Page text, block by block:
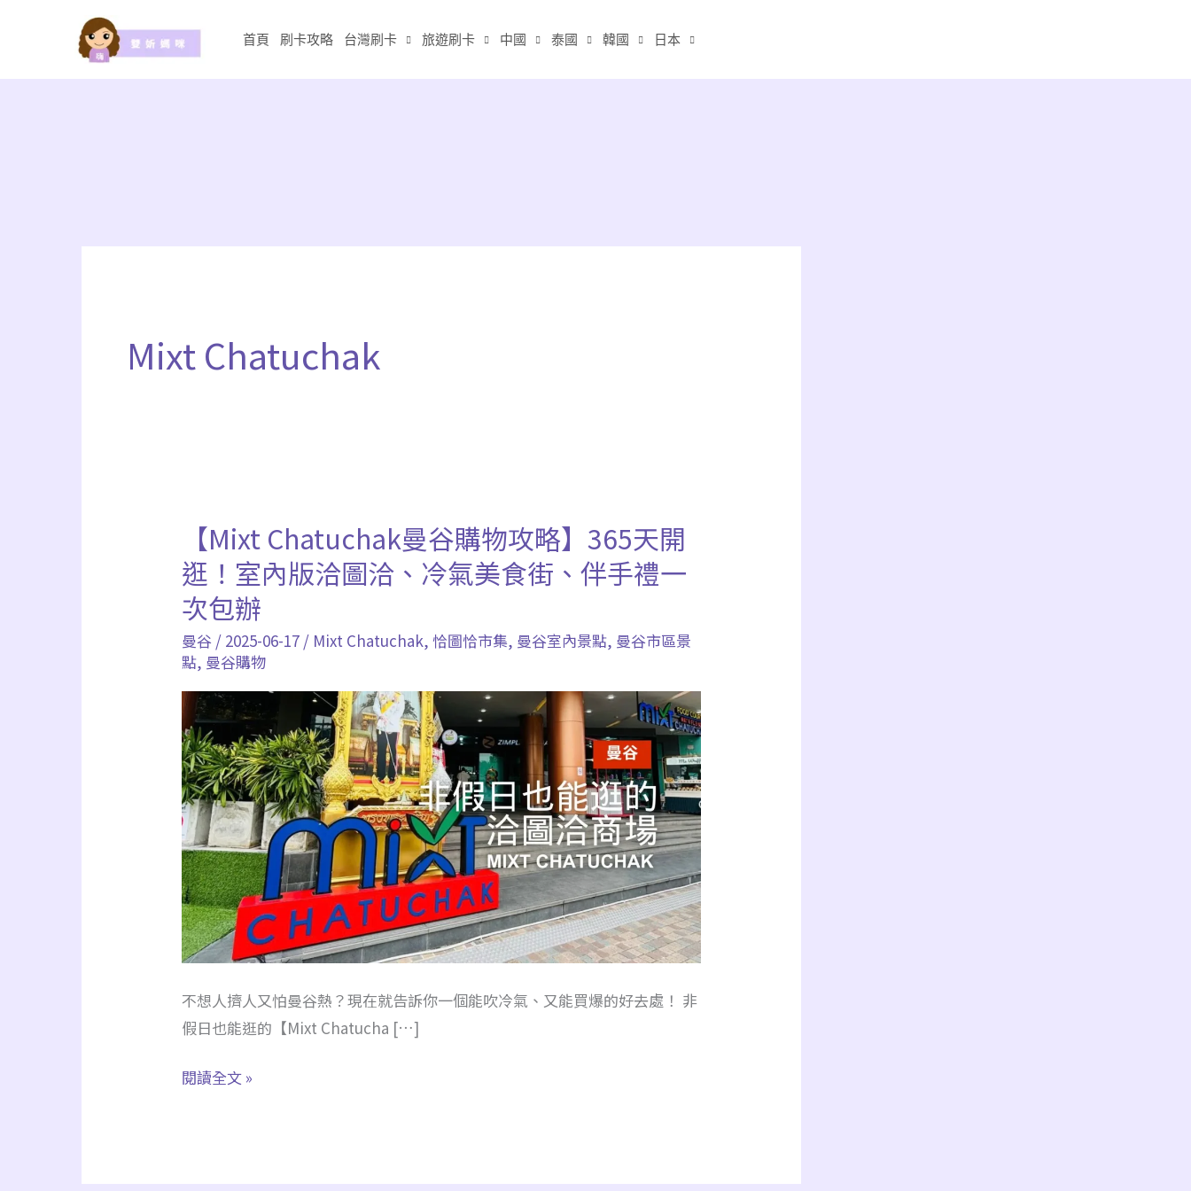
首頁 刷卡攻略 台灣刷卡 旅遊刷卡 中國 泰國 韓國 日本
Mixt Chatuchak
【Mixt Chatuchak曼谷購物攻略】365天開
逛！室內版洽圖洽、冷氣美食街、伴手禮一
次包辦
曼谷 / 2025-06-17 / Mixt Chatuchak,恰圖恰市集, 曼谷室內景點, 曼谷市區景
點, 曼谷購物
不想人擠人又怕曼谷熱？現在就告訴你一個能吹冷氣、又能買爆的好去處！ 非
假日也能逛的【Mixt Chatucha […]
【Mixt
Chatuchak
曼
谷
購
物
攻
略】
365
天
開
逛！
室
內
版
洽
洽、
冷
美
閱讀全文 »